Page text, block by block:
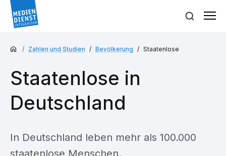
Zahlen und Studien Bevölkerung Staatenlose
Staatenlose in
Deutschland
In Deutschland leben mehr als 100.000
staatenlose Menschen.